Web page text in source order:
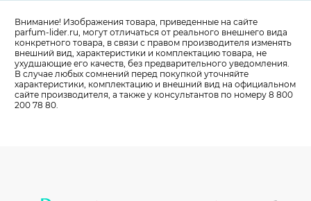
Внимание! Изображения товара, приведенные на сайте
parfum-lider.ru, могут отличаться от реального внешнего вида
конкретного товара, в связи с правом производителя изменять
внешний вид, характеристики и комплектацию товара, не
ухудшающие его качеств, без предварительного уведомления.
В случае любых сомнений перед покупкой уточняйте
характеристики, комплектацию и внешний вид на официальном
сайте производителя, а также у консультантов по номеру 8 800
200 78 80.